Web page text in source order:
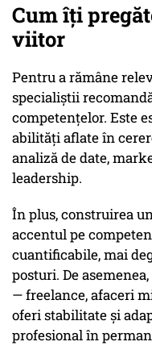
Cum îți
viitor
Pentru a rămâne
specialiștii
competențelor. Este
abilități aflate în
analiză de date,
leadership.
În plus, construirea
accentul pe
cuantificabile, mai
posturi. De
— freelance, afaceri
oferi stabilitate și
profesional în